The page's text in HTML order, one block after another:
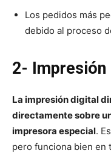
Los pedidos más
debido al proceso
2-
La impresión digital
directamente sobre
impresora especial.
pero funciona bien en